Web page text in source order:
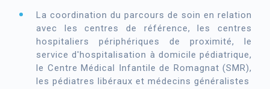
La coordination du parcours de soin en relation
avec les centres de référence, les centres
hospitaliers périphériques de proximité, le
service d'hospitalisation à domicile pédiatrique,
le Centre Médical Infantile de Romagnat (SMR),
les pédiatres libéraux et médecins généralistes